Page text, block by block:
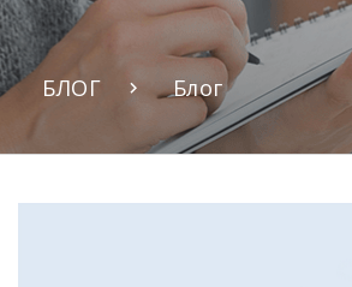
БЛОГ Блог